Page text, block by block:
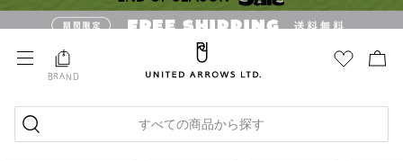
BRAND
すべての商品から探す